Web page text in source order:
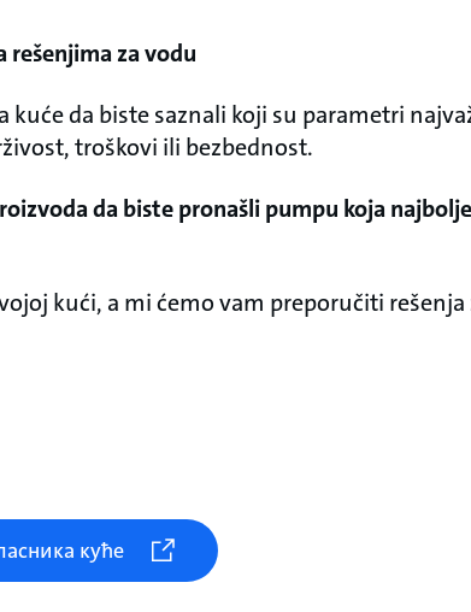
rešenjima za vodu
da biste saznali koji su parametri
troškovi ili bezbednost.
da biste pronašli pumpu koja
kući, a mi ćemo vam preporučiti
куће